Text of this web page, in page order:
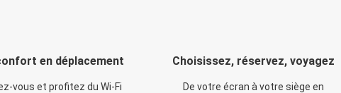
en déplacement
vous et profitez du Wi-Fi
Choisissez, réservez, voyagez
De votre écran à votre siège en